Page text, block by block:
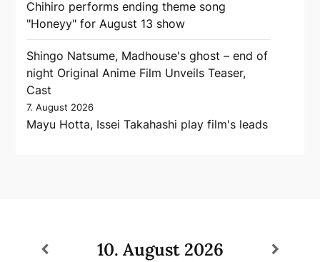
Chihiro performs ending theme song
"Honeyy" for August 13 show
Shingo Natsume, Madhouse's ghost – end of
night Original Anime Film Unveils Teaser,
Cast
7. August 2026
Mayu Hotta, Issei Takahashi play film's leads
10. August 2026